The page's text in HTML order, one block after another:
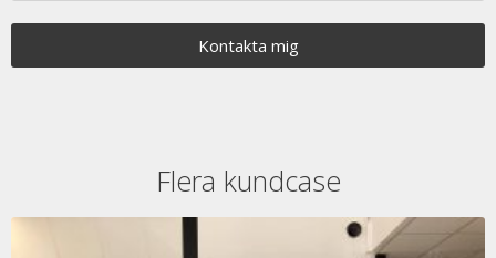
Kontakta mig
Flera kundcase